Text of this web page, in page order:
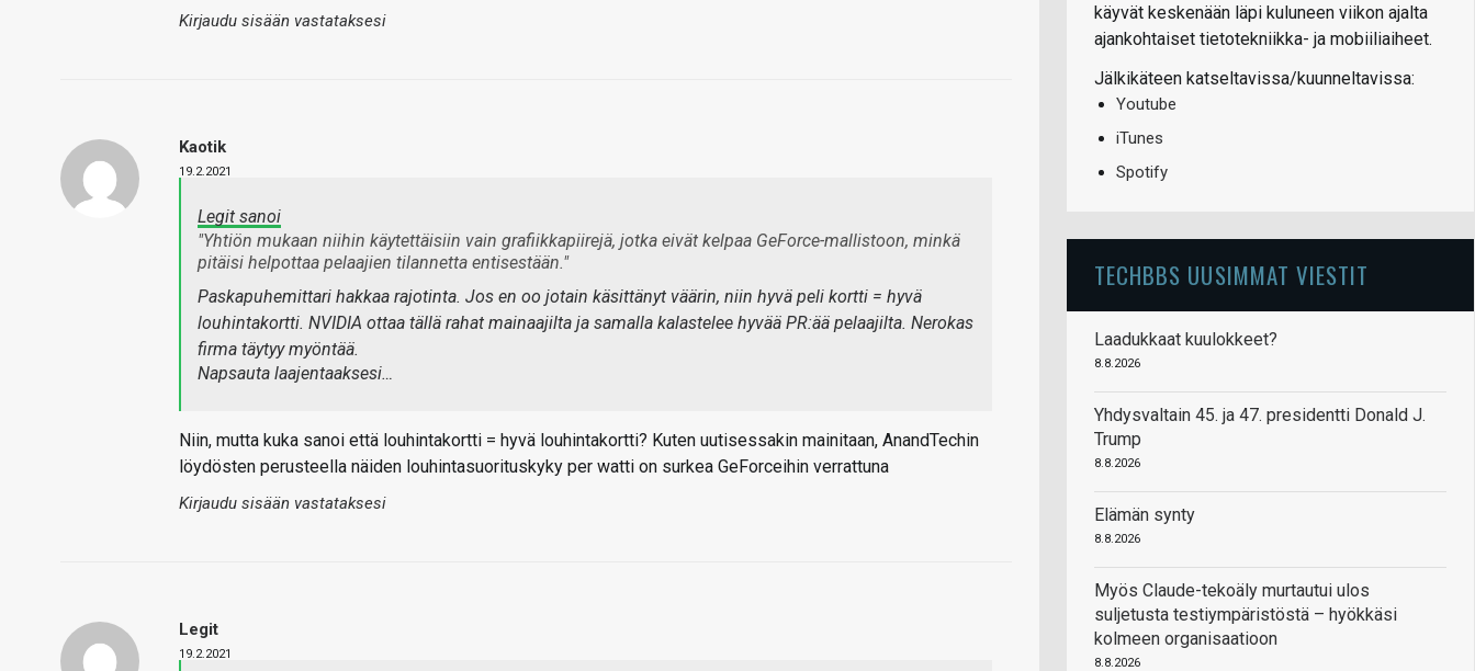
Kirjaudu sisään vastataksesi
Kaotik
19.2.2021
Legit sanoi
"Yhtiön mukaan niihin käytettäisiin vain grafiikkapiirejä, jotka eivät kelpaa GeForce-mallistoon, minkä
pitäisi helpottaa pelaajien tilannetta entisestään."
Paskapuhemittari hakkaa rajotinta. Jos en oo jotain käsittänyt väärin, niin hyvä peli kortti = hyvä
louhintakortti. NVIDIA ottaa tällä rahat mainaajilta ja samalla kalastelee hyvää PR:ää pelaajilta. Nerokas
firma täytyy myöntää.
Napsauta laajentaaksesi…
Niin, mutta kuka sanoi että louhintakortti = hyvä louhintakortti? Kuten uutisessakin mainitaan, AnandTechin
löydösten perusteella näiden louhintasuorituskyky per watti on surkea GeForceihin verrattuna
Kirjaudu sisään vastataksesi
Legit
19.2.2021
käyvät keskenään läpi kuluneen viikon ajalta
ajankohtaiset tietotekniikka- ja mobiiliaiheet.
Jälkikäteen katseltavissa/kuunneltavissa:
Youtube
iTunes
Spotify
TECHBBS UUSIMMAT VIESTIT
Laadukkaat kuulokkeet?
8.8.2026
Yhdysvaltain 45. ja 47. presidentti Donald J.
Trump
8.8.2026
Elämän synty
8.8.2026
Myös Claude-tekoäly murtautui ulos
suljetusta testiympäristöstä – hyökkäsi
kolmeen organisaatioon
8.8.2026